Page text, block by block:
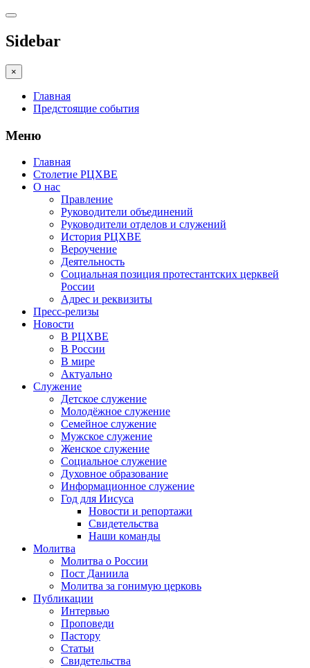
Sidebar
×
Главная
Предстоящие события
Меню
Главная
Столетие РЦХВЕ
О нас
Правление
Руководители объединений
Руководители отделов и служений
История РЦХВЕ
Вероучение
Деятельность
Социальная позиция протестантских церквей
России
Адрес и реквизиты
Пресс-релизы
Новости
В РЦХВЕ
В России
В мире
Актуально
Служение
Детское служение
Молодёжное служение
Семейное служение
Мужское служение
Женское служение
Социальное служение
Духовное образование
Информационное служение
Год для Иисуса
Новости и репортажи
Свидетельства
Наши команды
Молитва
Молитва о России
Пост Даниила
Молитва за гонимую церковь
Публикации
Интервью
Проповеди
Пастору
Статьи
Свидетельства